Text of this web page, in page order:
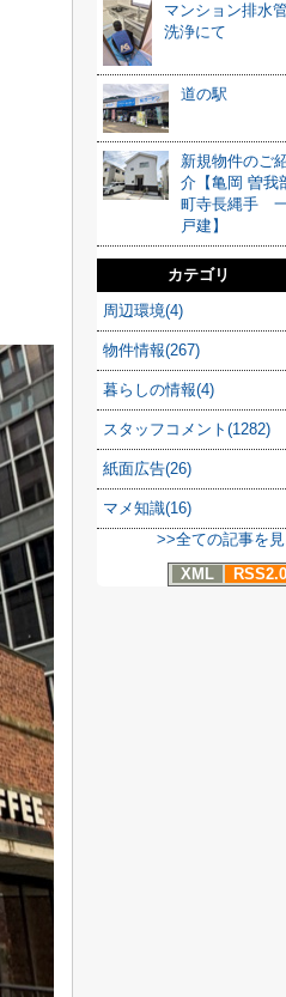
マンション排水
洗浄にて
道の駅
新規物件のご
介【亀岡 曽我
町寺長縄手
戸建】
カテゴリ
周辺環境(4)
物件情報(267)
暮らしの情報(4)
スタッフコメント(1282)
紙面広告(26)
マメ知識(16)
>>全ての記事を
XML
RSS2.0